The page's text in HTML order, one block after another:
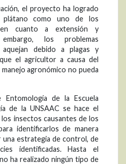
el proyecto ha logrado
como uno de los
en cuanto a extensión y
los problemas
debido a plagas y
el agricultor a causa del
agronómico no pueda
de la Escuela
de la UNSAAC se hace el
insectos causantes de los
identificarlos de manera
una estrategia de control, de
identificadas. Hasta el
ha realizado ningún tipo de